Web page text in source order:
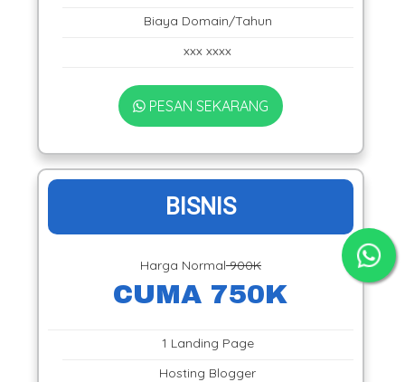
Biaya Domain/Tahun
xxx xxxx
PESAN SEKARANG
BISNIS
Harga Normal900K
CUMA 750K
1 Landing Page
Hosting Blogger